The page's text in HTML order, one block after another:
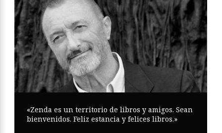
«Zenda es un territorio de libros y amigos. Sean
bienvenidos. Feliz estancia y felices libros.»